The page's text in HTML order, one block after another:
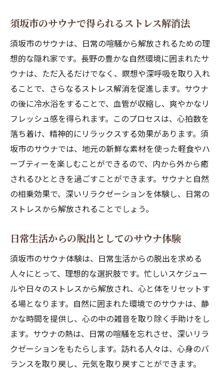
須坂市の地元食材を楽しむ新しい方法
サウナで体験する食文化の深み
サウナで須坂市の豊かな自然に触れる極上の瞬
間
サウナを通じて感じる自然の力
自然の中で過ごすサウナの贅沢
サウナと自然の調和
須坂市の自然を堪能する方法
サウナから得る自然との一体感
自然が演出するサウナのひととき
須坂市のサウナで体験する五感を活性化するリ
ラクゼーション
サウナで体験する音と香り
視覚を楽しむサウナの工夫
触感を楽しむためのサウナの工夫
サウナで感じる味覚の驚き
五感が活性化される瞬間
須坂市で味わうサウナと地元素材の融合
地元素材を活かしたサウナの魅力
サウナ体験と共に楽しむ地元の特産品
須坂市のサウナで得られるストレス解消法
須坂市のサウナは、日常の喧騒から解放されるための理
想的な隠れ家です。長野の豊かな自然環境に囲まれたサ
ウナは、ただ入るだけでなく、瞑想や深呼吸を取り入れ
ることで、さらなるストレス解消を促進します。サウナ
の後に冷水浴をすることで、血管が収縮し、爽やかなリ
フレッシュ感を得られます。このプロセスは、心拍数を
落ち着け、精神的にリラックスする効果があります。須
坂市のサウナでは、地元の新鮮な素材を使った軽食やハ
ーブティーを楽しむことができるので、内から外から癒
されるひとときを過ごすことができます。サウナと自然
の相乗効果で、深いリラクゼーションを体験し、日常の
ストレスから解放されることでしょう。
日常生活からの脱出としてのサウナ体験
須坂市のサウナ体験は、日常生活からの脱出を求める
人々にとって、理想的な選択肢です。忙しいスケジュー
ルや日々のストレスから解放され、心と体をリセットす
る場となります。自然に囲まれた環境でのサウナは、静
かな時間を提供し、心の中の雑音を取り除く手助けをし
ます。サウナの熱は、日常の喧騒を忘れさせ、深いリラ
クゼーションをもたらします。訪れる人々は、心身のバ
ランスを取り戻し、元気を取り戻すことができます。